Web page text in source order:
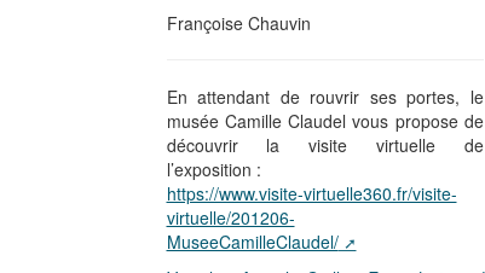
Françoise Chauvin
En attendant de rouvrir ses portes, le
musée Camille Claudel vous propose de
découvrir la visite virtuelle de
l’exposition :
https://www.visite-virtuelle360.fr/visite-
virtuelle/201206-
MuseeCamilleClaudel/